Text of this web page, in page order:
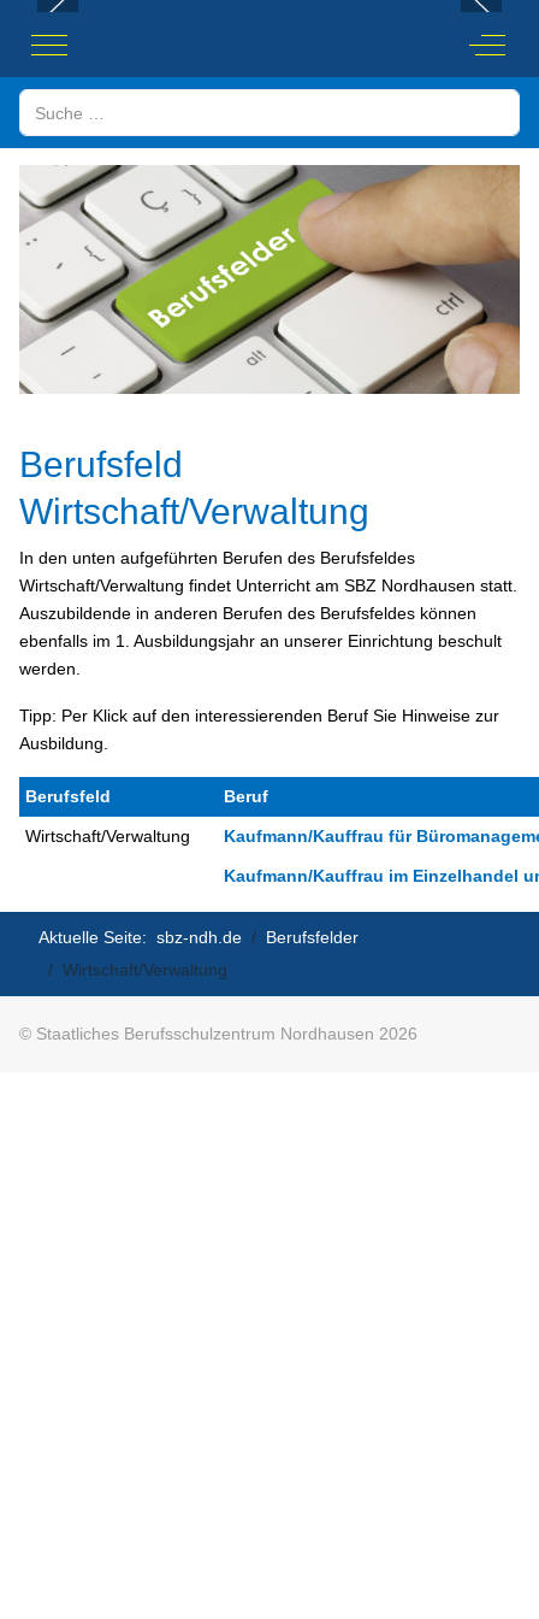
Mobile Menu Toggle Off-
Suchen
Berufsfeld
Wirtschaft/Verwaltung
In den unten aufgeführten Berufen des Berufsfeldes
Wirtschaft/Verwaltung findet Unterricht am SBZ Nordhausen statt.
Auszubildende in anderen Berufen des Berufsfeldes können
ebenfalls im 1. Ausbildungsjahr an unserer Einrichtung beschult
werden.
Tipp: Per Klick auf den interessierenden Beruf Sie Hinweise zur
Ausbildung.
Berufsfeld Beruf
Wirtschaft/Verwaltung Kaufmann/Kauffrau für
Kaufmann/Kauffrau im Einzelhandel
Aktuelle Seite:sbz-ndh.de
Berufsfelder
Wirtschaft/Verwaltung
© Staatliches Berufsschulzentrum Nordhausen 2026